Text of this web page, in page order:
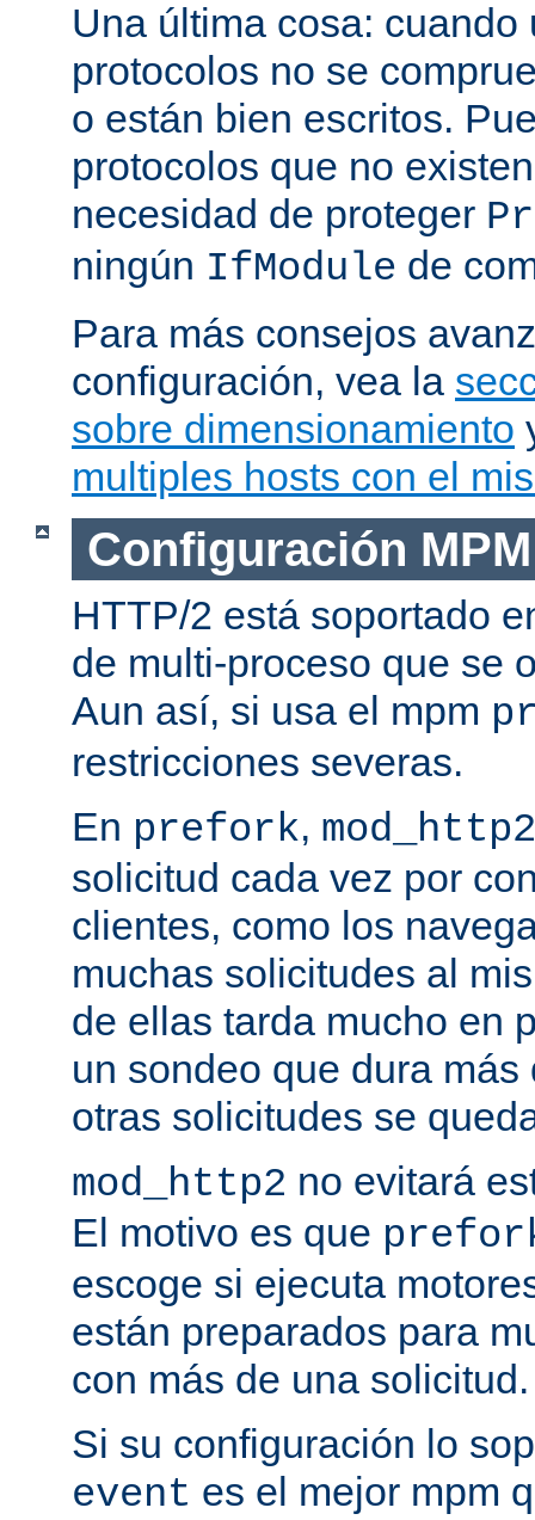
Una última cosa:
protocolos no se
o están bien escritos.
protocolos que no
necesidad de proteger
ningún IfModule de
Para más consejos
configuración, vea la
sobre dimensionamiento
multiples hosts con el
Configuración MPM
HTTP/2 está soportado
de multi-proceso que se
Aun así, si usa el mpm
restricciones severas.
En prefork, mod_http2
solicitud cada vez por
clientes, como los
muchas solicitudes al
de ellas tarda mucho en
un sondeo que dura
otras solicitudes se
mod_http2 no evitará
El motivo es que
escoge si ejecuta
están preparados para
con más de una solicitud.
Si su configuración lo
event es el mejor mpm